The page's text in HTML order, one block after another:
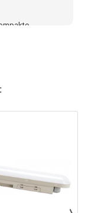
som leverer
som